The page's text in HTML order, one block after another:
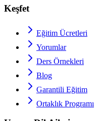
Keşfet
Eğitim Ücretleri
Yorumlar
Ders Örnekleri
Blog
Garantili Eğitim
Ortaklık Programı